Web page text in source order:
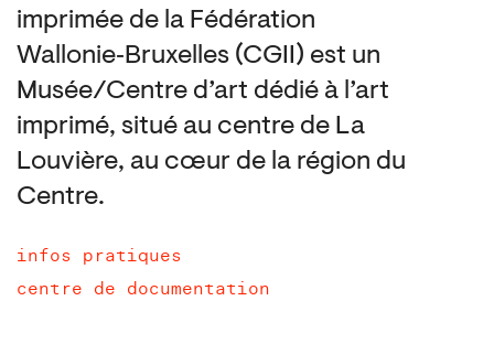
imprimée de la Fédération
Wallonie‑Bruxelles (CGII) est un
Musée/Centre d’art dédié à l’art
imprimé, situé au centre de La
Louvière, au cœur de la région du
Centre.
infos pratiques
centre de documentation